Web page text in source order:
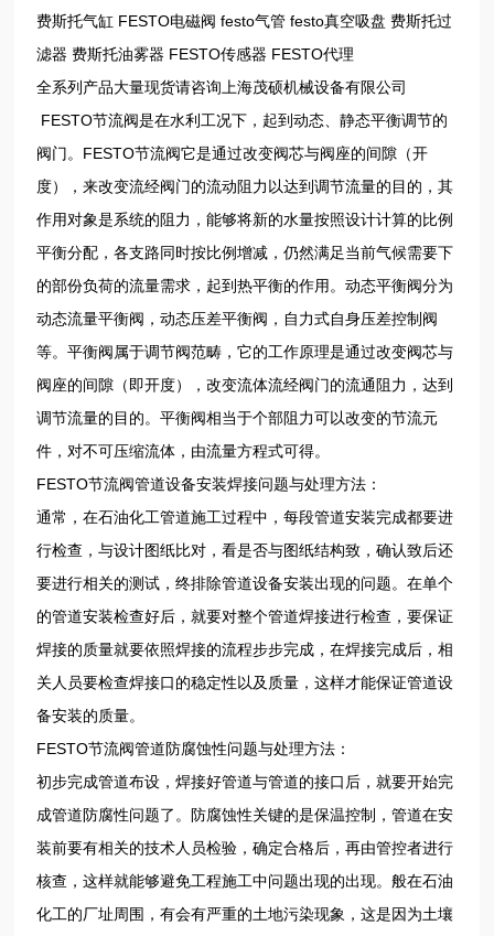
费斯托气缸 FESTO电磁阀 festo气管 festo真空吸盘 费斯托过
滤器 费斯托油雾器 FESTO传感器 FESTO代理
全系列产品大量现货请咨询上海茂硕机械设备有限公司
FESTO节流阀是在水利工况下，起到动态、静态平衡调节的
阀门。FESTO节流阀它是通过改变阀芯与阀座的间隙（开
度），来改变流经阀门的流动阻力以达到调节流量的目的，其
作用对象是系统的阻力，能够将新的水量按照设计计算的比例
平衡分配，各支路同时按比例增减，仍然满足当前气候需要下
的部份负荷的流量需求，起到热平衡的作用。动态平衡阀分为
动态流量平衡阀，动态压差平衡阀，自力式自身压差控制阀
等。平衡阀属于调节阀范畴，它的工作原理是通过改变阀芯与
阀座的间隙（即开度），改变流体流经阀门的流通阻力，达到
调节流量的目的。平衡阀相当于个部阻力可以改变的节流元
件，对不可压缩流体，由流量方程式可得。
FESTO节流阀管道设备安装焊接问题与处理方法：
通常，在石油化工管道施工过程中，每段管道安装完成都要进
行检查，与设计图纸比对，看是否与图纸结构致，确认致后还
要进行相关的测试，终排除管道设备安装出现的问题。在单个
的管道安装检查好后，就要对整个管道焊接进行检查，要保证
焊接的质量就要依照焊接的流程步步完成，在焊接完成后，相
关人员要检查焊接口的稳定性以及质量，这样才能保证管道设
备安装的质量。
FESTO节流阀管道防腐蚀性问题与处理方法：
初步完成管道布设，焊接好管道与管道的接口后，就要开始完
成管道防腐性问题了。防腐蚀性关键的是保温控制，管道在安
装前要有相关的技术人员检验，确定合格后，再由管控者进行
核查，这样就能够避免工程施工中问题出现的出现。般在石油
化工的厂址周围，有会有严重的土地污染现象，这是因为土壤